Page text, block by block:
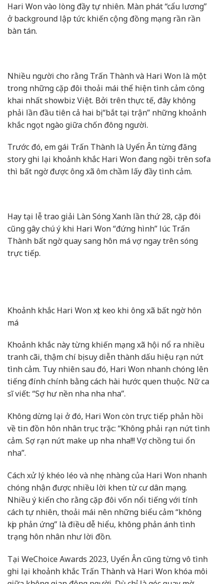
Hari Won vào lòng đầy tự nhiên. Màn phát “cẩu lương”
ở background lập tức khiến cộng đồng mạng rần rần
bàn tán.
Nhiều người cho rằng Trấn Thành và Hari Won là một
trong những cặp đôi thoải mái thể hiện tình cảm công
khai nhất showbiz Việt. Bởi trên thực tế, đây không
phải lần đầu tiên cả hai bị “bắt tại trận” những khoảnh
khắc ngọt ngào giữa chốn đông người.
Trước đó, em gái Trấn Thành là Uyển Ântừng đăng
story ghi lại khoảnh khắc Hari Won đang ngồi trên sofa
thì bất ngờ được ông xã ôm chầm lấy đầy tình cảm.
Hay tại lễ trao giải Làn Sóng Xanh lần thứ 28, cặp đôi
cũng gây chú ý khi Hari Won “đứng hình” lúc Trấn
Thành bất ngờ quay sang hôn má vợ ngay trên sóng
trực tiếp.
Khoảnh khắc Hari Won xịt keo khi ông xã bất ngờ hôn
má
Khoảnh khắc này từng khiến mạng xã hội nổ ra nhiều
tranh cãi, thậm chí bị suy diễn thành dấu hiệu rạn nứt
tình cảm. Tuy nhiên sau đó, Hari Won nhanh chóng lên
tiếng đính chính bằng cách hài hước quen thuộc. Nữ ca
sĩ viết: “Sợ hư nền nha nha nha”.
Không dừng lại ở đó, Hari Won còn trực tiếp phản hồi
về tin đồn hôn nhân trục trặc: “Không phải rạn nứt tình
cảm. Sợ rạn nứt make up nha nha!!! Vợ chồng tui ổn
nha”.
Cách xử lý khéo léo và nhẹ nhàng của Hari Won nhanh
chóng nhận được nhiều lời khen từ cư dân mạng.
Nhiều ý kiến cho rằng cặp đôi vốn nổi tiếng với tính
cách tự nhiên, thoải mái nên những biểu cảm “không
kịp phản ứng” là điều dễ hiểu, không phản ánh tình
trạng hôn nhân như lời đồn.
Tại WeChoice Awards 2023, Uyển Ân cũng từng vô tình
ghi lại khoảnh khắc Trấn Thành và Hari Won khóa môi